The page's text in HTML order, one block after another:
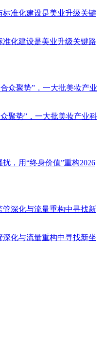
化建设是美业升级关键路
聚势”，一大批美妆产业科
，用“终身价值”重构2026
深化与流量重构中寻找新坐